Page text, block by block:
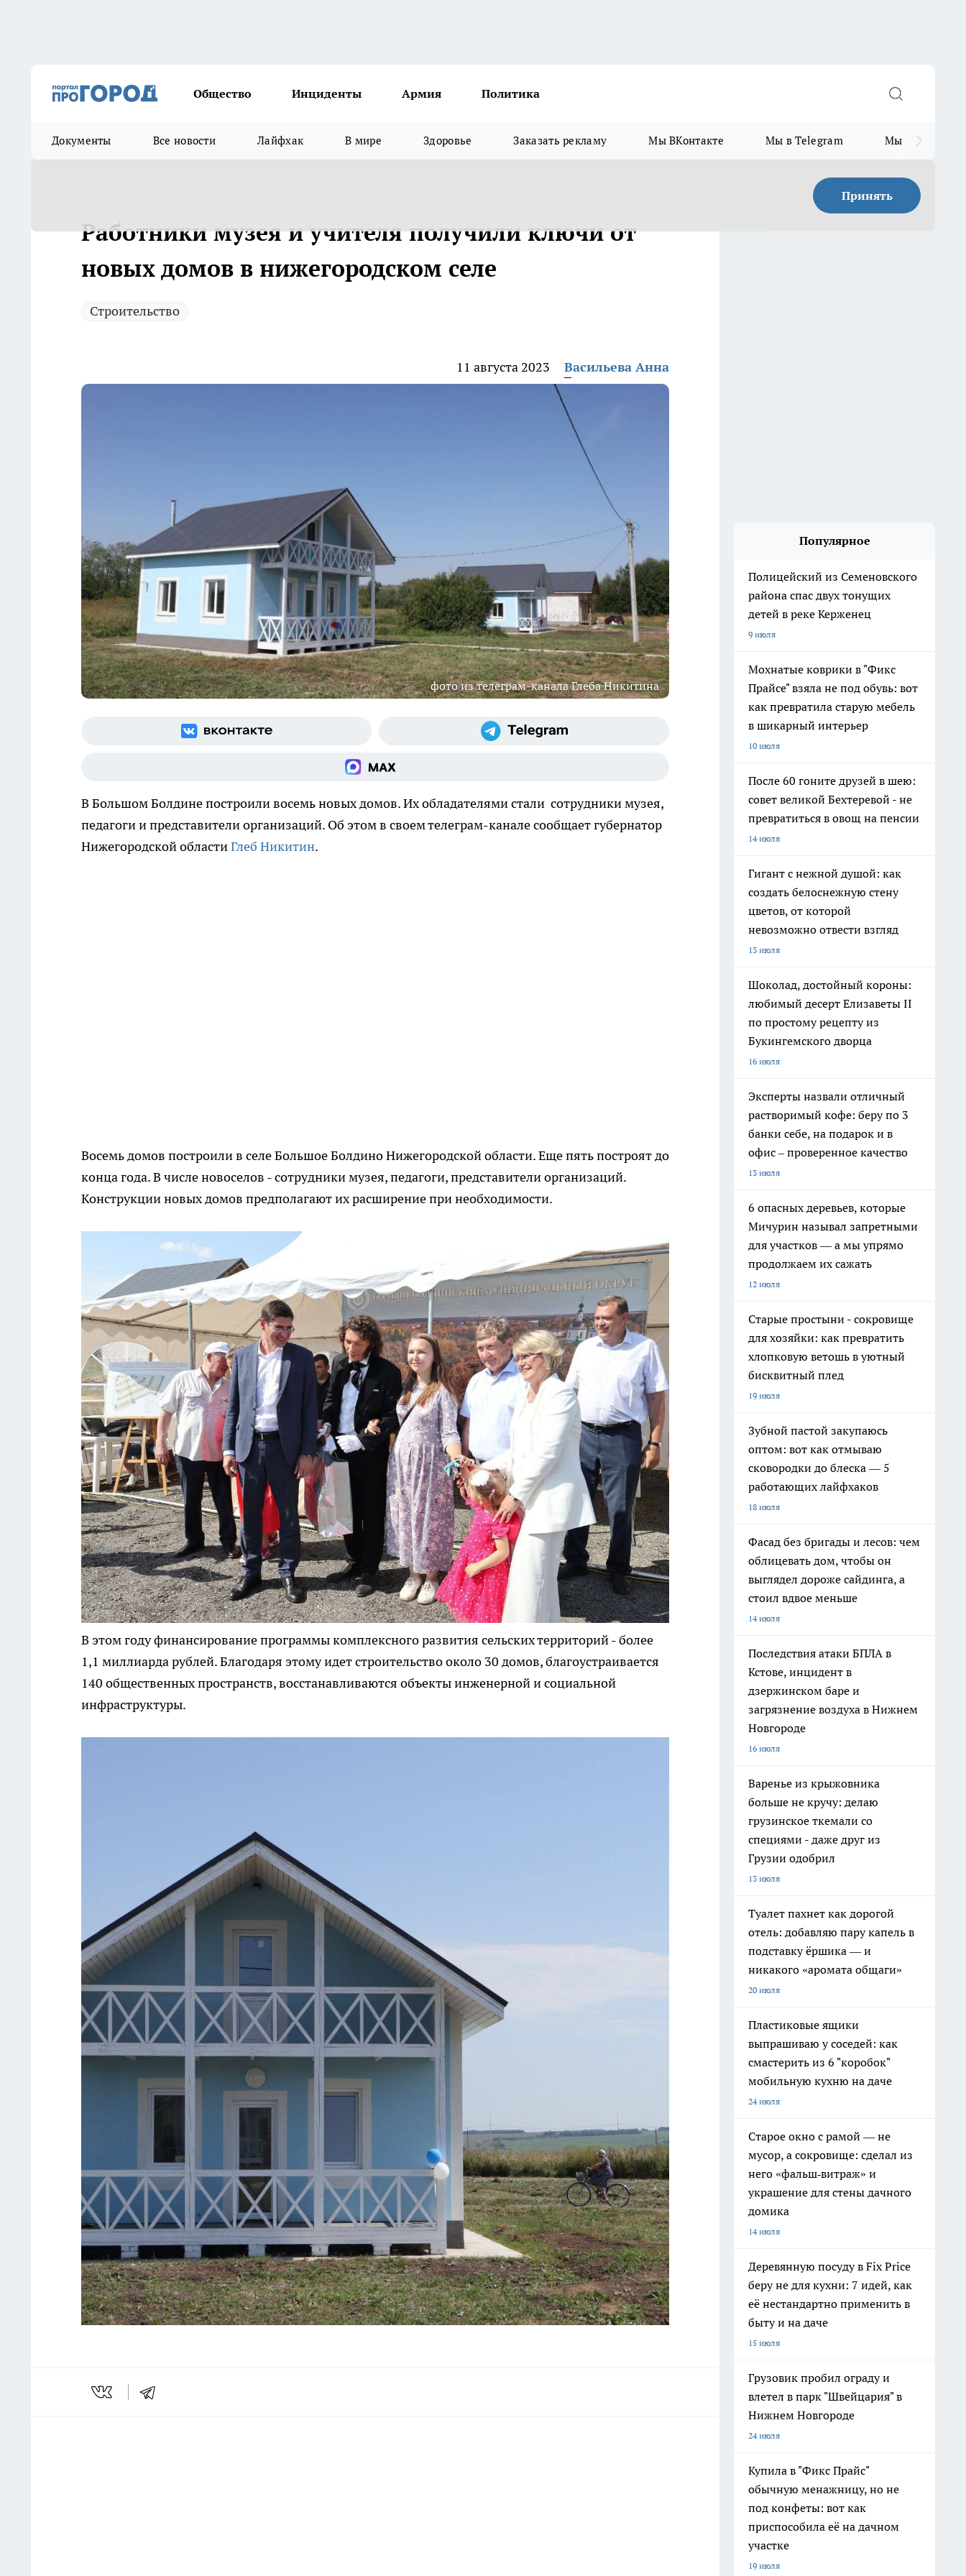
Общество Инциденты Армия Политика
Документы Все новости Лайфхак В мире Здоровье Заказать рекламу Мы ВКонтакте Мы в Telegram Мы в MAX
Принять
Работники музея и учителя получили ключи от
новых домов в нижегородском селе
Строительство
11 августа 2023 Васильева Анна
фото из телеграм-канала Глеба Никитина
В Большом Болдине построили восемь новых домов. Их обладателями стали сотрудники музея,
педагоги и представители организаций. Об этом в своем телеграм-канале сообщает губернатор
Нижегородской областиГлеб Никитин.
Восемь домов построили в селе Большое Болдино Нижегородской области. Еще пять построят до
конца года. В числе новоселов - сотрудники музея, педагоги, представители организаций.
Конструкции новых домов предполагают их расширение при необходимости.
В этом году финансирование программы комплексного развития сельских территорий - более
1,1 миллиарда рублей. Благодаря этому идет строительство около 30 домов, благоустраивается
140 общественных пространств, восстанавливаются объекты инженерной и социальной
инфраструктуры.
Популярное
Полицейский из Семеновского
района спас двух тонущих
детей в реке Керженец
9 июля
Мохнатые коврики в "Фикс
Прайсе" взяла не под обувь: вот
как превратила старую мебель
в шикарный интерьер
10 июля
После 60 гоните друзей в шею:
совет великой Бехтеревой - не
превратиться в овощ на пенсии
14 июля
Гигант с нежной душой: как
создать белоснежную стену
цветов, от которой
невозможно отвести взгляд
13 июля
Шоколад, достойный короны:
любимый десерт Елизаветы II
по простому рецепту из
Букингемского дворца
16 июля
Эксперты назвали отличный
растворимый кофе: беру по 3
банки себе, на подарок и в
офис – проверенное качество
13 июля
6 опасных деревьев, которые
Мичурин называл запретными
для участков — а мы упрямо
продолжаем их сажать
12 июля
Старые простыни - сокровище
для хозяйки: как превратить
хлопковую ветошь в уютный
бисквитный плед
19 июля
Зубной пастой закупаюсь
оптом: вот как отмываю
сковородки до блеска — 5
работающих лайфхаков
18 июля
Фасад без бригады и лесов: чем
облицевать дом, чтобы он
выглядел дороже сайдинга, а
стоил вдвое меньше
14 июля
Последствия атаки БПЛА в
Кстове, инцидент в
дзержинском баре и
загрязнение воздуха в Нижнем
Новгороде
16 июля
Варенье из крыжовника
больше не кручу: делаю
грузинское ткемали со
специями - даже друг из
Грузии одобрил
13 июля
Туалет пахнет как дорогой
отель: добавляю пару капель в
подставку ёршика — и
никакого «аромата общаги»
20 июля
Пластиковые ящики
выпрашиваю у соседей: как
смастерить из 6 "коробок"
мобильную кухню на даче
24 июля
Старое окно с рамой — не
мусор, а сокровище: сделал из
него «фальш‑витраж» и
украшение для стены дачного
домика
14 июля
Деревянную посуду в Fix Price
беру не для кухни: 7 идей, как
её нестандартно применить в
быту и на даче
15 июля
Грузовик пробил ограду и
влетел в парк "Швейцария" в
Нижнем Новгороде
24 июля
Купила в "Фикс Прайс"
обычную менажницу, но не
под конфеты: вот как
приспособила её на дачном
участке
19 июля